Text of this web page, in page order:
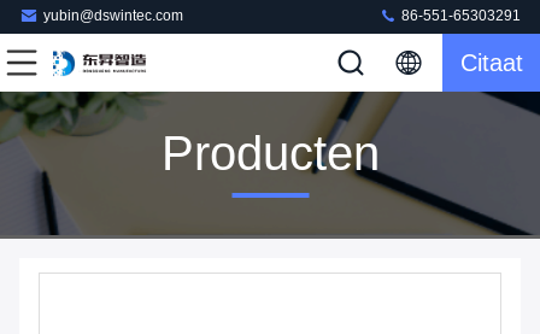
yubin@dswintec.com 86-551-65303291
Citaat
Producten